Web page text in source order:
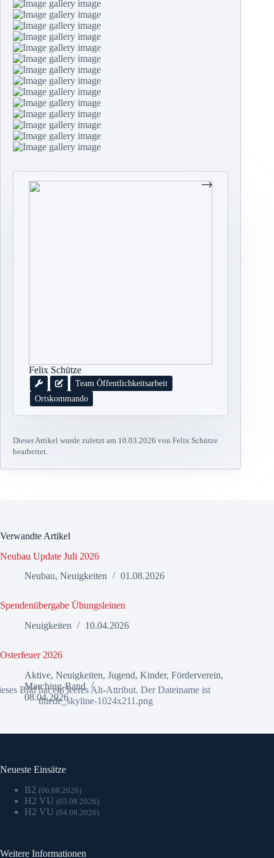
Felix Schütze
Team Öffentlichkeitsarbeit
Ortskommando
Dieser Artikel wurde zuletzt am 10.03.2026 von Felix Schütze
bearbeitet.
Verwandte Artikel
Neubau Update Juli 2026
Neubau, Neuigkeiten 01.08.2026
Spendenübergabe Übungsleinen
Neuigkeiten
10.04.2026
Osterfeuer 2026
Aktive, Neuigkeiten, Jugend, Kinder, Förderverein,
Marching-Band
08.04.2026
Neueste Einsätze
B2 (06.08.2026)
H2 VU (05.08.2026)
H2 VU (04.08.2026)
Weitere Informationen